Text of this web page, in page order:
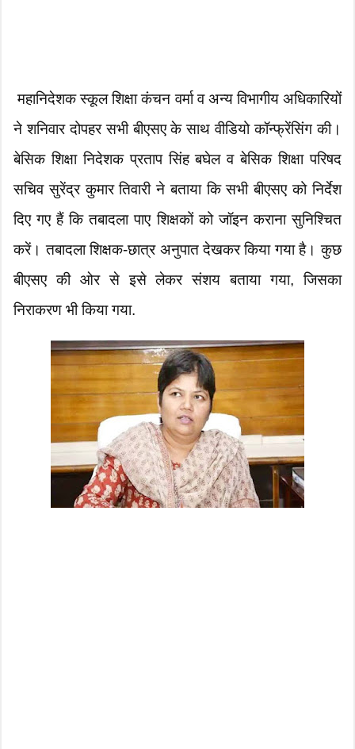
महानिदेशक स्कूल शिक्षा कंचन वर्मा व अन्य विभागीय अधिकारियों
ने शनिवार दोपहर सभी बीएसए के साथ वीडियो कॉन्फ्रेंसिंग की।
बेसिक शिक्षा निदेशक प्रताप सिंह बघेल व बेसिक शिक्षा परिषद
सचिव सुरेंद्र कुमार तिवारी ने बताया कि सभी बीएसए को निर्देश
दिए गए हैं कि तबादला पाए शिक्षकों को जॉइन कराना सुनिश्चित
करें। तबादला शिक्षक-छात्र अनुपात देखकर किया गया है। कुछ
बीएसए की ओर से इसे लेकर संशय बताया गया, जिसका
निराकरण भी किया गया.